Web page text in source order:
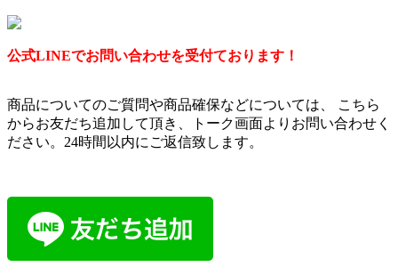
公式LINEでお問い合わせを受付ております！
商品についてのご質問や商品確保などについては、 こちら
からお友だち追加して頂き、トーク画面よりお問い合わせく
ださい。24時間以内にご返信致します。